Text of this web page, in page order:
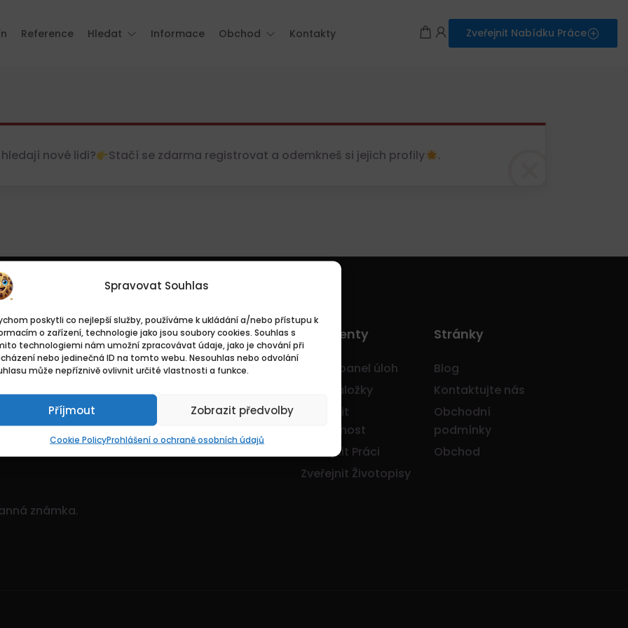
Spravovat Souhlas
poskytli co nejlepší služby, používáme k ukládání a/nebo přístupu k
o zařízení, technologie jako jsou soubory cookies. Souhlas s
technologiemi nám umožní zpracovávat údaje, jako je chování při
nebo jedinečná ID na tomto webu. Nesouhlas nebo odvolání
může nepříznivě ovlivnit určité vlastnosti a funkce.
Příjmout Zobrazit předvolby
Cookie PolicyProhlášení o ochraně osobních údajů
Reference Hledat Informace Obchod Kontakty Zveřejnit Nabídku Práce
nové lidi? Stačí se zdarma registrovat a odemkneš si jejich profily .
Je to dynamický
množstvím nabídek!
známka.
Základní
Domů
Kontakty
Pro Klienty
Hlavní panel úloh
Moje záložky
Zveřejnit
Společnost
Zveřejnit Práci
Zveřejnit Životopisy
Stránky
Blog
Kontaktujte nás
Obchodní
podmínky
Obchod